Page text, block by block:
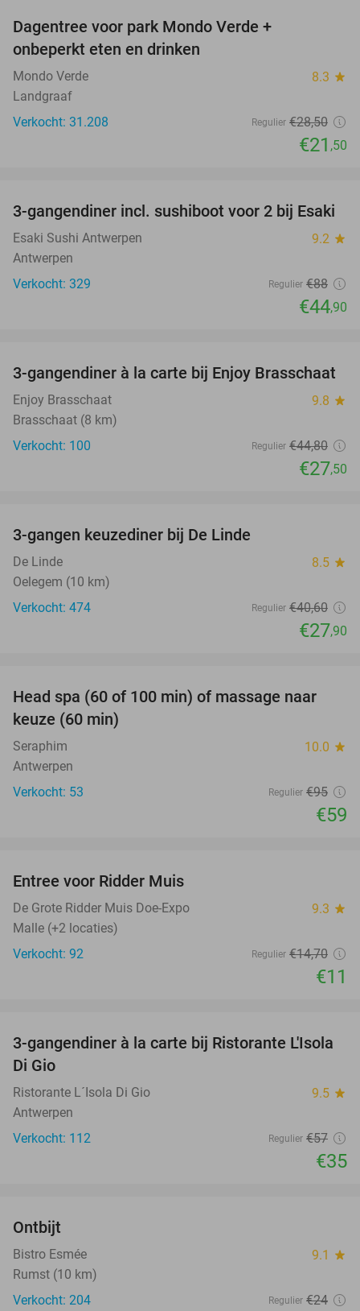
Dagentree voor park Mondo Verde +
onbeperkt eten en drinken
Mondo Verde 8.3 star
Landgraaf
Verkocht: 31.208
Regulier €28,50
€21 ,50
49%
3-gangendiner incl. sushiboot voor 2 bij Esaki
Esaki Sushi Antwerpen 9.2 star
Antwerpen
Verkocht: 329
Regulier €88
€44,90
39%
3-gangendiner à la carte bij Enjoy Brasschaat
Enjoy Brasschaat 9.8 star
Brasschaat (8 km)
Verkocht: 100
Regulier €44,80
€27,50
3-gangen keuzediner bij De Linde
De Linde 8.5 star
Oelegem (10 km)
Verkocht: 474
Regulier €40,60
€27,90
38%
Head spa (60 of 100 min) of massage naar
keuze (60 min)
Seraphim 10.0 star
Antwerpen
Verkocht: 53
Regulier €95
€59
Entree voor Ridder Muis
De Grote Ridder Muis Doe-Expo 9.3 star
Malle (+2 locaties)
Verkocht: 92
Regulier €14,70
€11
39%
3-gangendiner à la carte bij Ristorante L'Isola
Di Gio
Ristorante L´Isola Di Gio 9.5 star
Antwerpen
Verkocht: 112
Regulier €57
€35
Ontbijt
Bistro Esmée 9.1 star
Rumst (10 km)
Verkocht: 204
Regulier €24